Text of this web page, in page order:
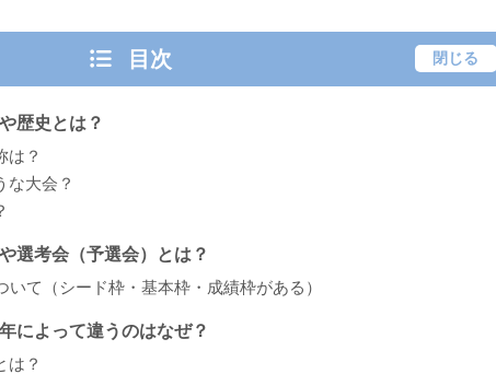
目次 閉じる
歴史とは？
は？
な大会？
選考会（予選会）とは？
て（シード枠・基本枠・成績枠がある）
によって違うのはなぜ？
は？